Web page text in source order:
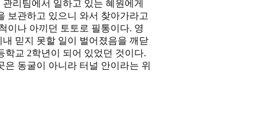
관리팀에서 일하고 있는 혜원에게
보관하고 있으니 와서 찾아가라고
이나 아끼던 토토로 필통이다. 영
믿지 못할 일이 벌어졌음을 깨닫
학교 2학년이 되어 있었던 것이다.
동굴이 아니라 터널 안이라는 위